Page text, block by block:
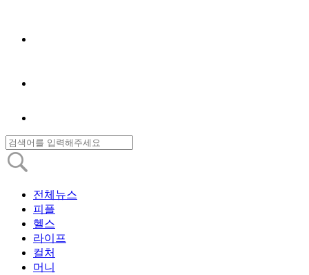
전체뉴스
피플
헬스
라이프
컬처
머니